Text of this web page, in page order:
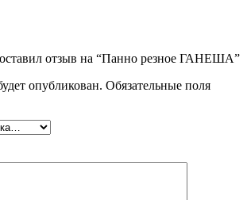
отзыв на “Панно резное ГАНЕША”
опубликован. Обязательные поля